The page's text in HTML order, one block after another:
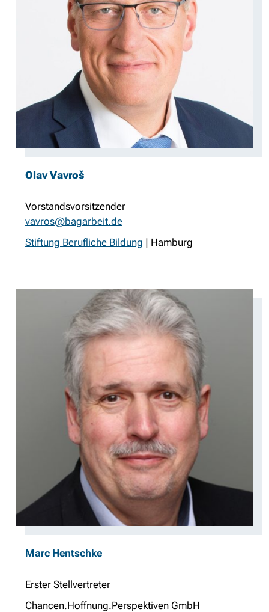
Olav Vavroš
Vorstandsvorsitzender
vavros@bagarbeit.de
Stiftung Berufliche Bildung | Hamburg
Marc Hentschke
Erster Stellvertreter
Chancen.Hoffnung.Perspektiven GmbH